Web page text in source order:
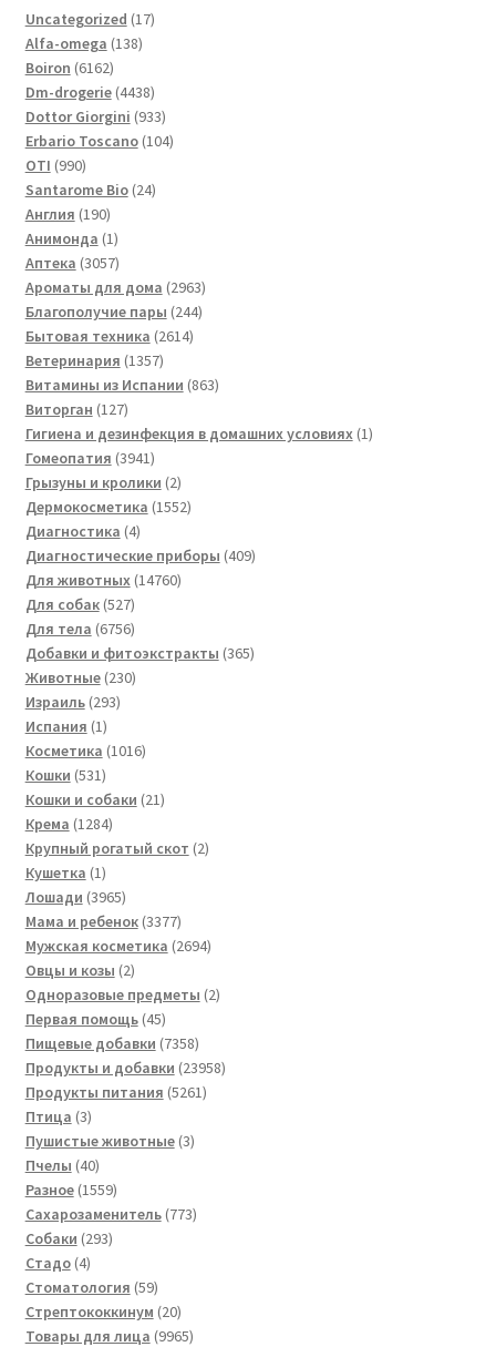
Uncategorized 1717
Alfa-omega 138138
Boiron 61626162
товара
Dm-drogerie 44384438
товаров
Dottor Giorgini 933933
товара
Erbario Toscano 104104
OTI 990990
товаров
Santarome Bio 2424
Англия 190190
товаров
Анимонда 11
товар
Аптека 30573057
товаров
Ароматы для дома 29632963
товара
Благополучие пары 244244
Бытовая техника 26142614
Ветеринария 13571357
товаров
Витамины из Испании 863863
Виторган 127127
товаров
Гигиена и дезинфекция в домашних условиях 11
Гомеопатия 39413941
товар
Грызуны и кролики 22
товара
Дермокосметика 15521552
Диагностика 44
товара
Диагностические приборы 409409
Для животных 1476014760
Для собак 527527
товаров
Для тела 67566756
товаров
Добавки и фитоэкстракты 365365
Животные 230230
Израиль 293293
Испания 11
товар
Косметика 10161016
Кошки 531531
товар
Кошки и собаки 2121
Крема 12841284
товара
Крупный рогатый скот 22
Кушетка 11
товар
Лошади 39653965
товаров
Мама и ребенок 33773377
товаров
Мужская косметика 26942694
Овцы и козы 22
товара
Одноразовые предметы 22
Первая помощь 4545
товаров
Пищевые добавки 73587358
товаров
Продукты и добавки 2395823958
Продукты питания 52615261
Птица 33
товара
Пушистые животные 33
Пчелы 4040
товаров
Разное 15591559
товаров
Сахарозаменитель 773773
Собаки 293293
Стадо 44
товара
Стоматология 5959
товаров
Стрептококкинум 2020
товаров
Товары для лица 99659965